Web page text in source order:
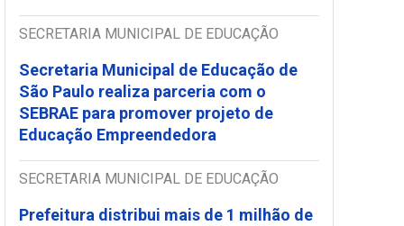
SECRETARIA MUNICIPAL DE EDUCAÇÃO
Secretaria Municipal de Educação de
São Paulo realiza parceria com o
SEBRAE para promover projeto de
Educação Empreendedora
SECRETARIA MUNICIPAL DE EDUCAÇÃO
Prefeitura distribui mais de 1 milhão de